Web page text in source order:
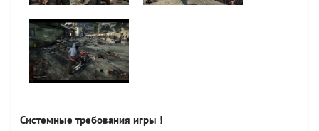
Системные требования игры !